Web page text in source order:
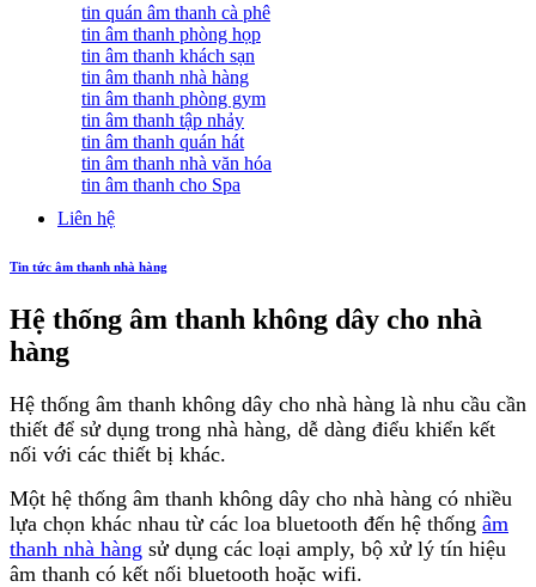
tin quán âm thanh cà phê
tin âm thanh phòng họp
tin âm thanh khách sạn
tin âm thanh nhà hàng
tin âm thanh phòng gym
tin âm thanh tập nhảy
tin âm thanh quán hát
tin âm thanh nhà văn hóa
tin âm thanh cho Spa
Liên hệ
Tin tức âm thanh nhà hàng
Hệ thống âm thanh không dây cho nhà
hàng
Hệ thống âm thanh không dây cho nhà hàng là nhu cầu cần
thiết để sử dụng trong nhà hàng, dễ dàng điểu khiển kết
nối với các thiết bị khác.
Một hệ thống âm thanh không dây cho nhà hàng có nhiều
lựa chọn khác nhau từ các loa bluetooth đến hệ thống âm
thanh nhà hàng sử dụng các loại amply, bộ xử lý tín hiệu
âm thanh có kết nối bluetooth hoặc wifi.